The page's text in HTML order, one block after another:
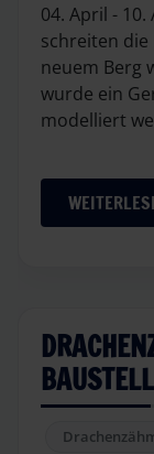
04. April -
schreiten die
neuem Berg
wurde ein
modelliert